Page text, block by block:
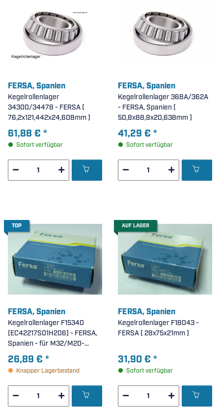
FERSA, Spanien
Kegelrollenlager
34300/34478 - FERSA (
76,2x121,442x24,608mm )
61,88 € *
Sofort verfügbar
FERSA, Spanien
Kegelrollenlager 368A/362A
- FERSA, Spanien (
50,8x88,9x20,638mm )
41,29 € *
Sofort verfügbar
TOP
FERSA, Spanien
Kegelrollenlager F15340
(EC42217S01H206) - FERSA,
Spanien - für M32/M20-
Getriebe ( 41x73x21mm )
26,89 € *
Knapper Lagerbestand
AUF LAGER
FERSA, Spanien
Kegelrollenlager F18043 -
FERSA ( 28x75x21mm )
31,90 € *
Sofort verfügbar